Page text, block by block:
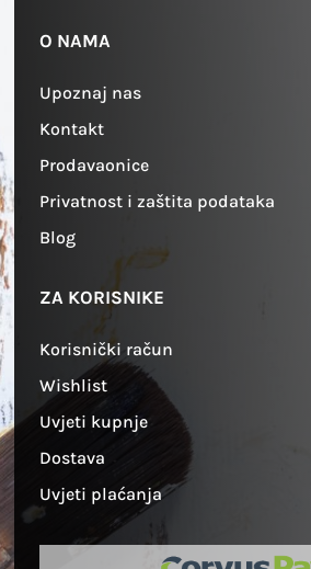
O NAMA
Upoznaj nas
Kontakt
Prodavaonice
Privatnost i zaštita podataka
Blog
ZA KORISNIKE
Korisnički račun
Wishlist
Uvjeti kupnje
Dostava
Uvjeti plaćanja